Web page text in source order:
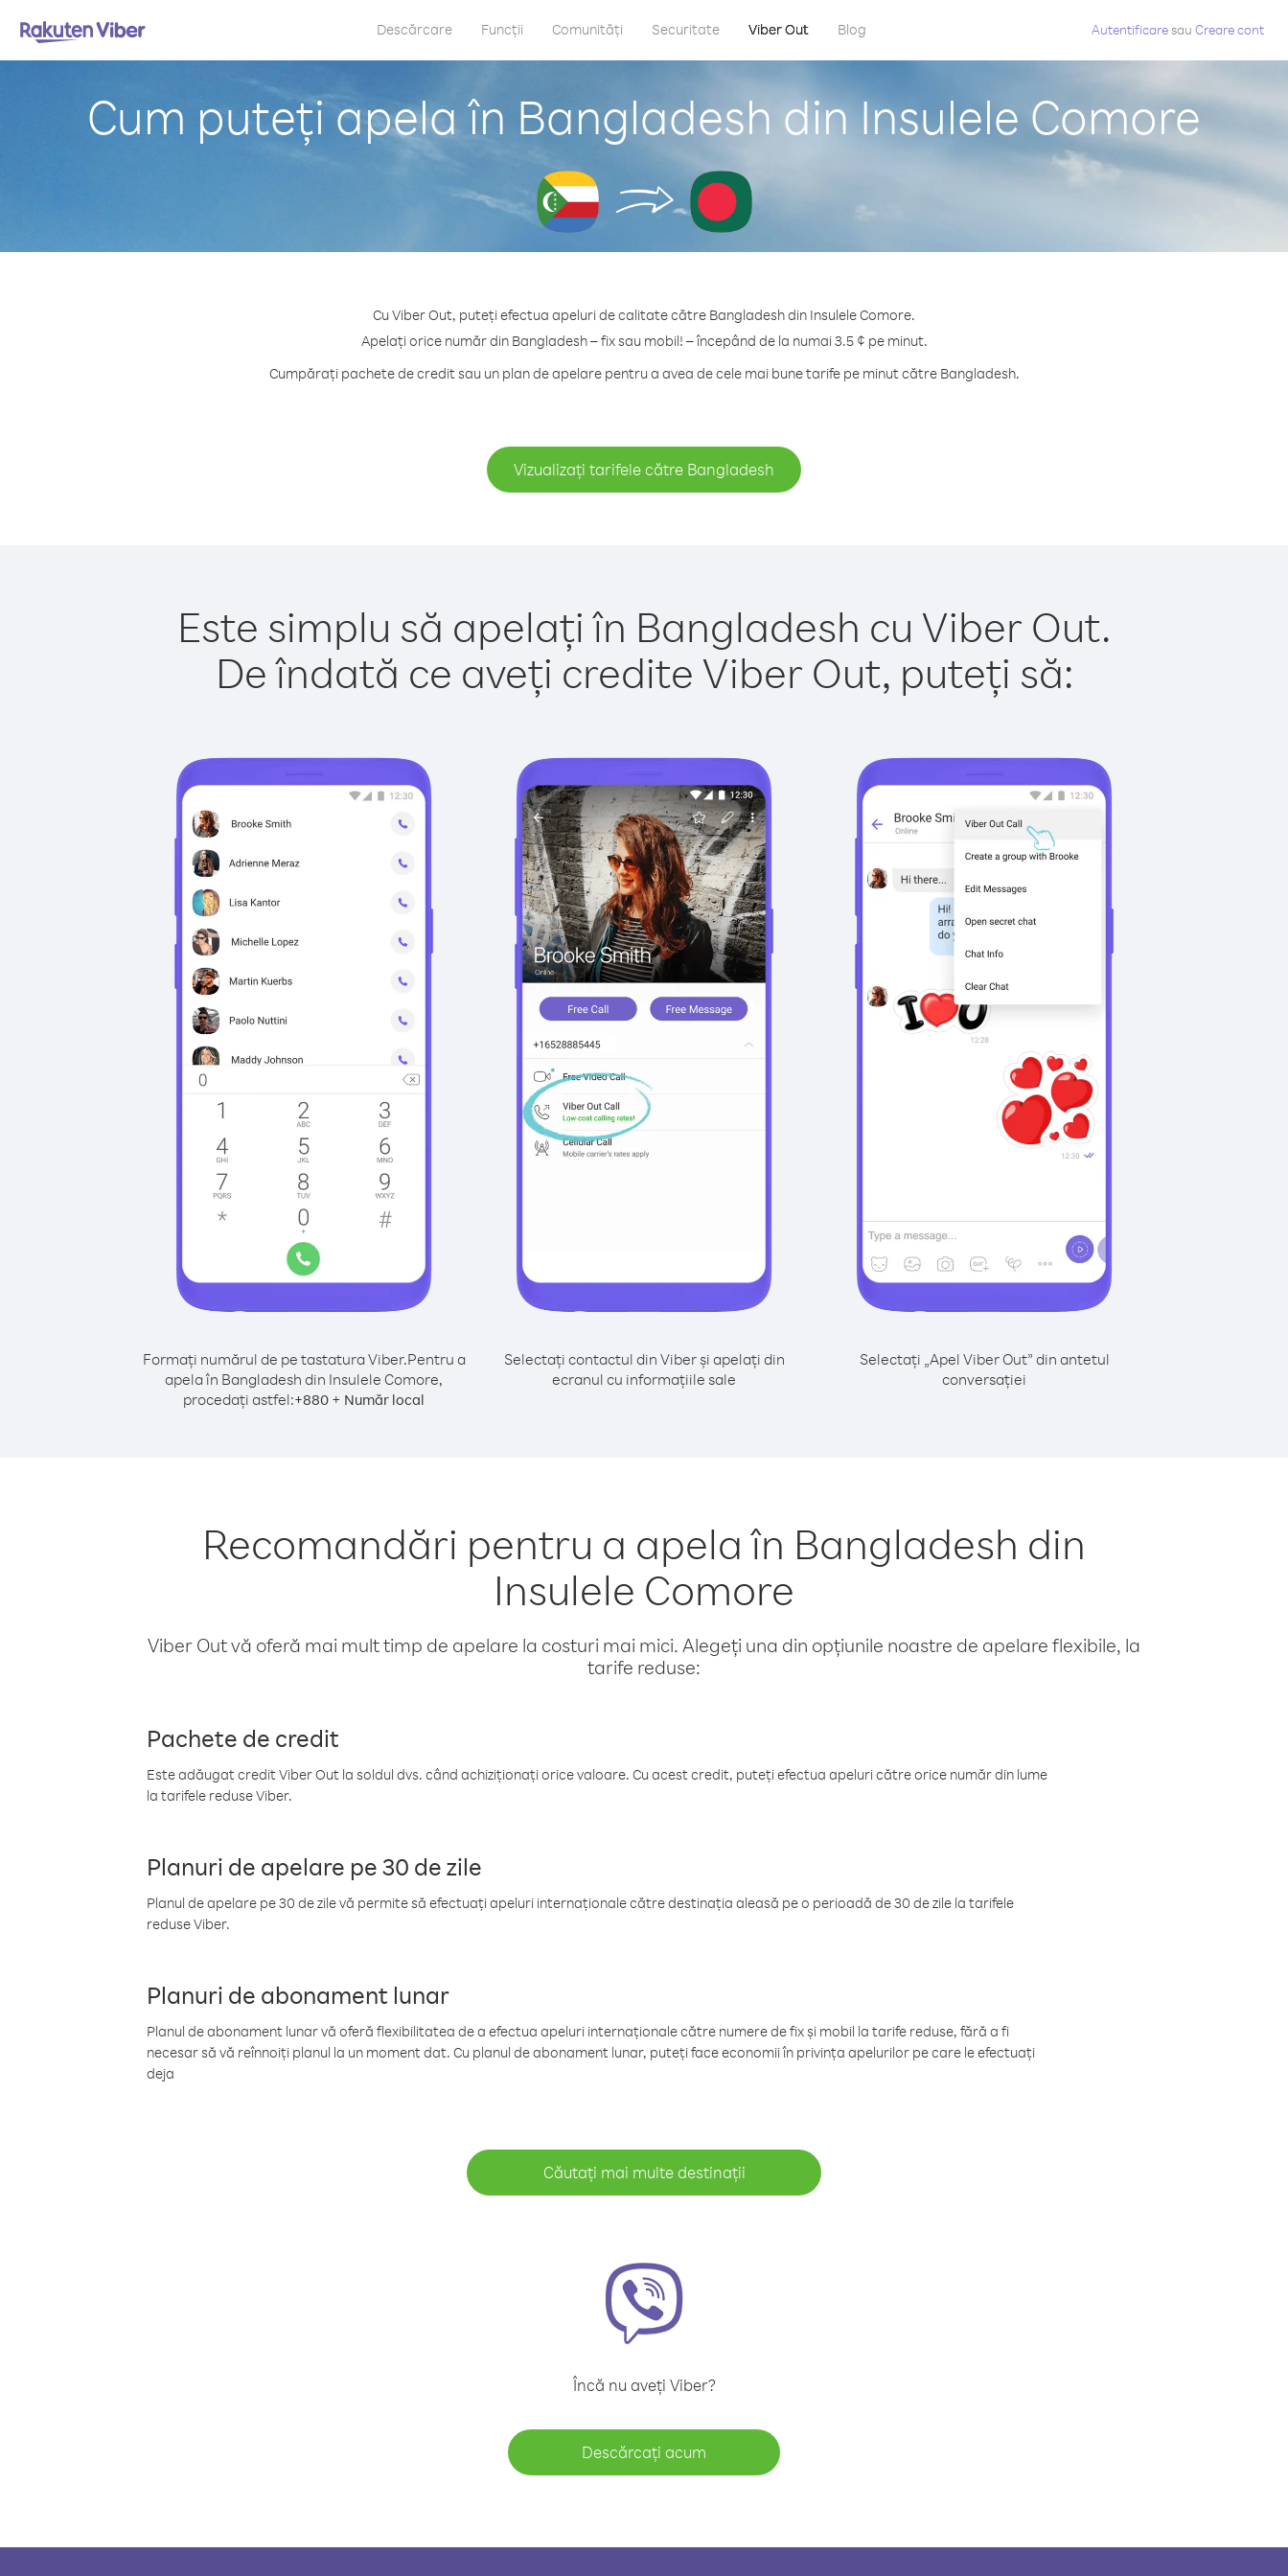
Descărcare Funcții Comunități Securitate Viber Out Blog Autentificaresau Creare cont
Cum puteți apela în Bangladesh din Insulele Comore
Cu Viber Out, puteți efectua apeluri de calitate către Bangladesh din Insulele Comore.
Apelați orice număr din Bangladesh – fix sau mobil! – începând de la numai 3.5 ¢ pe minut.
Cumpărați pachete de credit sau un plan de apelare pentru a avea de cele mai bune tarife pe minut către Bangladesh.
Vizualizați tarifele către Bangladesh
Este simplu să apelați în Bangladesh cu Viber Out.
De îndată ce aveți credite Viber Out, puteți să:
Formați numărul de pe tastatura Viber.Pentru a
apela în Bangladesh din Insulele Comore,
procedați astfel:+880 + Număr local
Selectați contactul din Viber și apelați din
ecranul cu informațiile sale
Selectați „Apel Viber Out” din antetul
conversației
Recomandări pentru a apela în Bangladesh din
Insulele Comore
Viber Out vă oferă mai mult timp de apelare la costuri mai mici. Alegeți una din opțiunile noastre de apelare flexibile, la
tarife reduse:
Pachete de credit
Este adăugat credit Viber Out la soldul dvs. când achiziționați orice valoare. Cu acest credit, puteți efectua apeluri către orice număr din lume
la tarifele reduse Viber.
Planuri de apelare pe 30 de zile
Planul de apelare pe 30 de zile vă permite să efectuați apeluri internaționale către destinația aleasă pe o perioadă de 30 de zile la tarifele
reduse Viber.
Planuri de abonament lunar
Planul de abonament lunar vă oferă flexibilitatea de a efectua apeluri internaționale către numere de fix și mobil la tarife reduse, fără a fi
necesar să vă reînnoiți planul la un moment dat. Cu planul de abonament lunar, puteți face economii în privința apelurilor pe care le efectuați
deja
Căutați mai multe destinații
Încă nu aveți Viber?
Descărcați acum